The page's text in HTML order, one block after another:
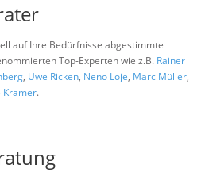
auf Ihre Bedürfnisse abgestimmte
Top-Experten wie z.B. Rainer
, Uwe Ricken, Neno Loje, Marc Müller,
Krämer.